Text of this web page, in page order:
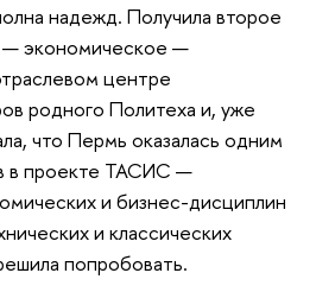
надежд. Получила второе
— экономическое —
центре
родного Политеха и, уже
что Пермь оказалась одним
в проекте ТАСИС —
и бизнес-дисциплин
и классических
попробовать.